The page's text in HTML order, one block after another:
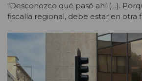
“Desconozco qué pasó ahí (…).
fiscalía regional, debe estar en otra